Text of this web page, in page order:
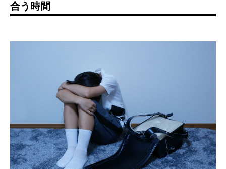
合う時間